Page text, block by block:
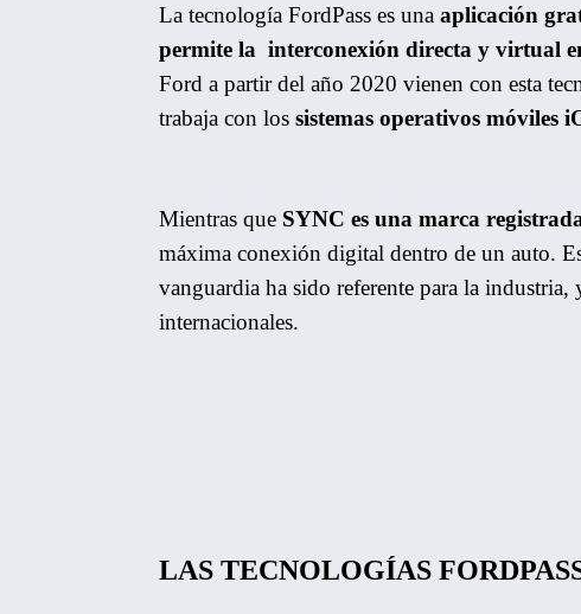
La tecnología FordPass es una aplicación
permite la interconexión directa y virtual
Ford a partir del año 2020 vienen con esta
trabaja con lossistemas operativos móviles
Mientras que SYNC es una marca
máxima conexión digital dentro de un auto.
vanguardia ha sido referente para la
internacionales.
LAS TECNOLOGÍAS